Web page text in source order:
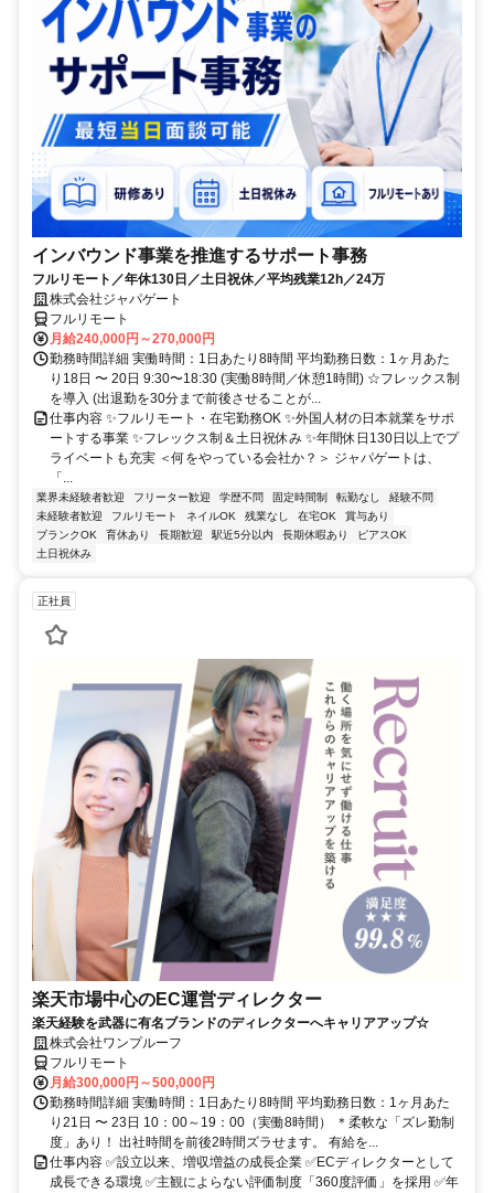
インバウンド事業を推進するサポート事務
フルリモート／年休130日／土日祝休／平均残業12h／24万
株式会社ジャパゲート
フルリモート
月給240,000円～270,000円
勤務時間詳細 実働時間：1日あたり8時間 平均勤務日数：1ヶ月あた
り18日 〜 20日 9:30〜18:30 (実働8時間／休憩1時間) ☆フレックス制
を導入 (出退勤を30分まで前後させることが...
仕事内容 ✨フルリモート・在宅勤務OK ✨外国人材の日本就業をサポ
ートする事業 ✨フレックス制＆土日祝休み ✨年間休日130日以上でプ
ライベートも充実 ＜何をやっている会社か？＞ ジャパゲートは、
「...
業界未経験者歓迎 フリーター歓迎 学歴不問 固定時間制 転勤なし
経験不問
未経験者歓迎
フルリモート ネイルOK 残業なし 在宅OK
賞与あり
ブランクOK
育休あり 長期歓迎 駅近5分以内 長期休暇あり
ピアスOK
土日祝休み
正社員
楽天市場中心のEC運営ディレクター
楽天経験を武器に有名ブランドのディレクターへキャリアアップ☆
株式会社ワンプルーフ
フルリモート
月給300,000円～500,000円
勤務時間詳細 実働時間：1日あたり8時間 平均勤務日数：1ヶ月あた
り21日 〜 23日 10：00～19：00（実働8時間） ＊柔軟な「ズレ勤制
度」あり！ 出社時間を前後2時間ズラせます。 有給を...
仕事内容 ✅設立以来、増収増益の成長企業 ✅ECディレクターとして
成長できる環境 ✅主観によらない評価制度「360度評価」を採用 ✅年